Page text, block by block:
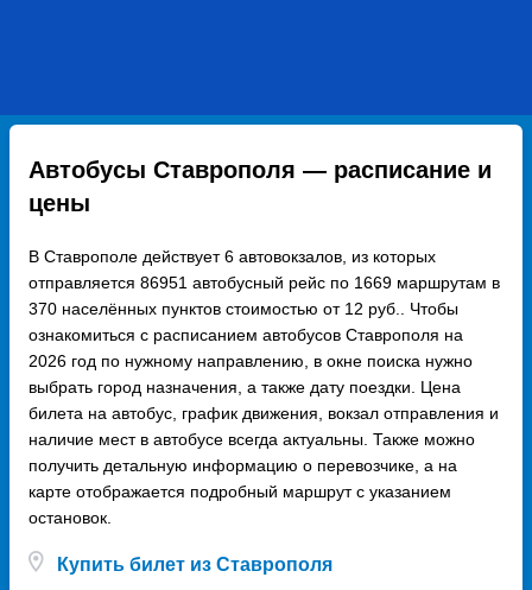
Автобусы Ставрополя — расписание и
цены
В Ставрополе действует 6 автовокзалов, из которых
отправляется 86951 автобусный рейс по 1669 маршрутам в
370 населённых пунктов стоимостью от 12 руб.. Чтобы
ознакомиться с расписанием автобусов Ставрополя на
2026 год по нужному направлению, в окне поиска нужно
выбрать город назначения, а также дату поездки. Цена
билета на автобус, график движения, вокзал отправления и
наличие мест в автобусе всегда актуальны. Также можно
получить детальную информацию о перевозчике, а на
карте отображается подробный маршрут с указанием
остановок.
Купить билет из Ставрополя